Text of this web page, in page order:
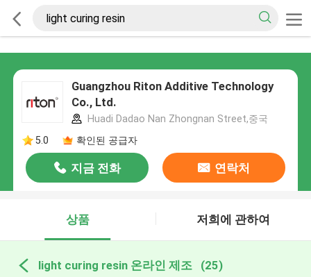
Guangzhou Riton Additive Technology
Co., Ltd.
Huadi Dadao Nan Zhongnan Street,중국
5.0
확인된 공급자
지금 전화 연락처
상품 저희에 관하여
light curing resin 온라인 제조 (25)